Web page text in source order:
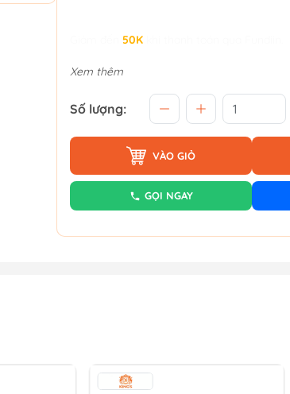
50K
Xem thêm
Số lượng:
VÀO GIỎ
GỌI NGAY